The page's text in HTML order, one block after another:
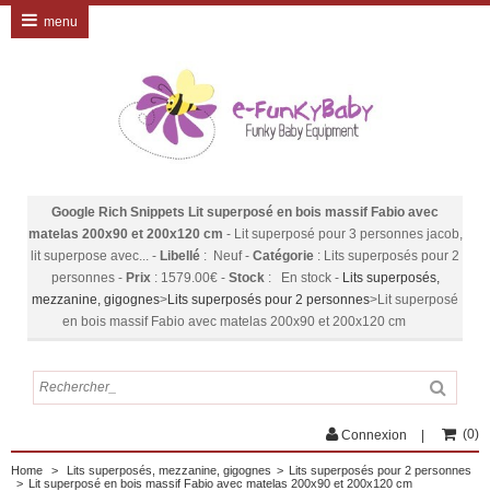
Google Rich Snippets Lit superposé en bois massif Fabio avec
matelas 200x90 et 200x120 cm - Lit superposé pour 3 personnes jacob,
lit superpose avec... - Libellé : Neuf- Catégorie : Lits superposés pour 2
personnes- Prix: 1579.00€ - Stock: En stock - Lits superposés,
mezzanine, gigognes>Lits superposés pour 2 personnes>Lit superposé
en bois massif Fabio avec matelas 200x90 et 200x120 cm
menu
Connexion (0)
Home > Lits superposés, mezzanine, gigognes > Lits superposés pour 2 personnes
> Lit superposé en bois massif Fabio avec matelas 200x90 et 200x120 cm